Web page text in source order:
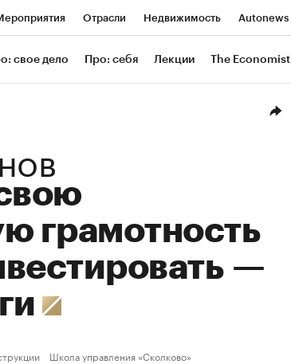
Отрасли Недвижимость Autonews
РБК Life Тренды Визионеры
свое дело Про: себя Лекции The Economist
грамотность
—
Школа управления «Сколково»